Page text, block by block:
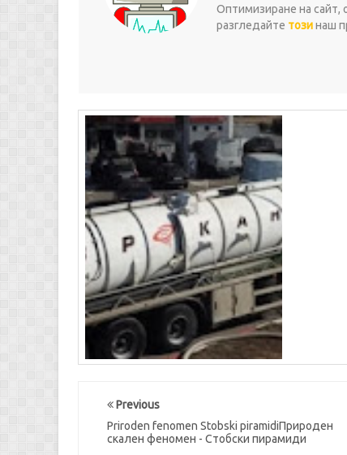
Оптимизиране на сайт,
разгледайте тозинаш
Previous
Priroden fenomen Stobski piramidiПрироден
скален феномен - Стобски пирамиди